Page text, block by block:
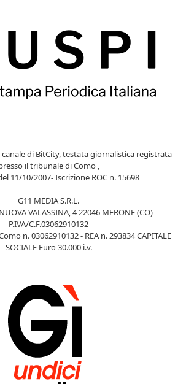
di BitCity, testata giornalistica registrata
il tribunale di Como ,
11/10/2007- Iscrizione ROC n. 15698
G11 MEDIA S.R.L.
VALASSINA, 4 22046 MERONE (CO) -
P.IVA/C.F.03062910132
n. 03062910132 - REA n. 293834 CAPITALE
SOCIALE Euro 30.000 i.v.